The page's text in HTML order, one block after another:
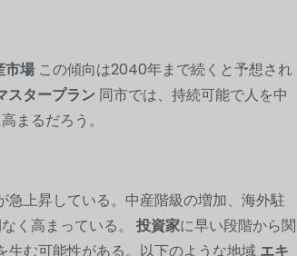
市場 この傾向は2040年まで続くと予想され
スタープラン 同市では、持続可能で人を中
まるだろう。
急上昇している。中産階級の増加、海外駐
く高まっている。 投資家に早い段階から関
生む可能性がある。以下のような地域 エキ